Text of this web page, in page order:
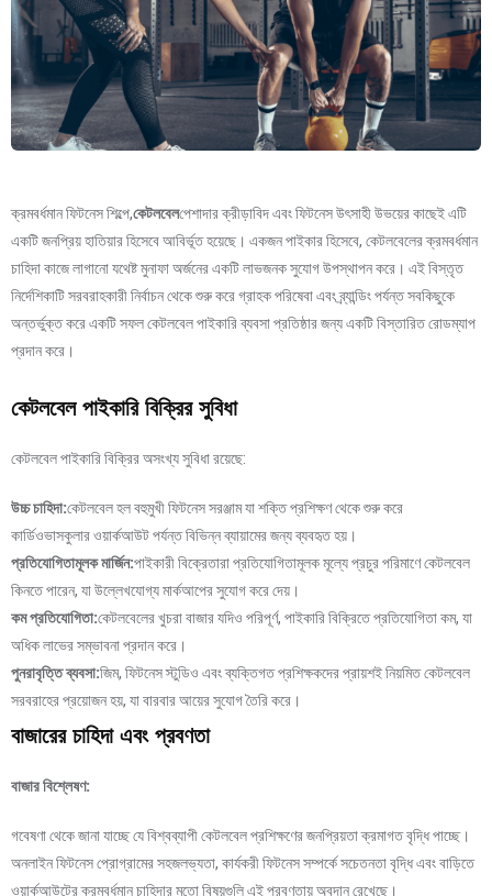
ক্রমবর্ধমান ফিটনেস শিল্পে,কেটলবেলপেশাদার ক্রীড়াবিদ এবং ফিটনেস উৎসাহী উভয়ের কাছেই এটি
একটি জনপ্রিয় হাতিয়ার হিসেবে আবির্ভূত হয়েছে। একজন পাইকার হিসেবে, কেটলবেলের ক্রমবর্ধমান
চাহিদা কাজে লাগানো যথেষ্ট মুনাফা অর্জনের একটি লাভজনক সুযোগ উপস্থাপন করে। এই বিস্তৃত
নির্দেশিকাটি সরবরাহকারী নির্বাচন থেকে শুরু করে গ্রাহক পরিষেবা এবং ব্র্যান্ডিং পর্যন্ত সবকিছুকে
অন্তর্ভুক্ত করে একটি সফল কেটলবেল পাইকারি ব্যবসা প্রতিষ্ঠার জন্য একটি বিস্তারিত রোডম্যাপ
প্রদান করে।
কেটলবেল পাইকারি বিক্রির সুবিধা
কেটলবেল পাইকারি বিক্রির অসংখ্য সুবিধা রয়েছে:
উচ্চ চাহিদা:কেটলবেল হল বহুমুখী ফিটনেস সরঞ্জাম যা শক্তি প্রশিক্ষণ থেকে শুরু করে
কার্ডিওভাসকুলার ওয়ার্কআউট পর্যন্ত বিভিন্ন ব্যায়ামের জন্য ব্যবহৃত হয়।
প্রতিযোগিতামূলক মার্জিন:পাইকারী বিক্রেতারা প্রতিযোগিতামূলক মূল্যে প্রচুর পরিমাণে কেটলবেল
কিনতে পারেন, যা উল্লেখযোগ্য মার্কআপের সুযোগ করে দেয়।
কম প্রতিযোগিতা:কেটলবেলের খুচরা বাজার যদিও পরিপূর্ণ, পাইকারি বিক্রিতে প্রতিযোগিতা কম, যা
অধিক লাভের সম্ভাবনা প্রদান করে।
পুনরাবৃত্তি ব্যবসা:জিম, ফিটনেস স্টুডিও এবং ব্যক্তিগত প্রশিক্ষকদের প্রায়শই নিয়মিত কেটলবেল
সরবরাহের প্রয়োজন হয়, যা বারবার আয়ের সুযোগ তৈরি করে।
বাজারের চাহিদা এবং প্রবণতা
বাজার বিশ্লেষণ:
গবেষণা থেকে জানা যাচ্ছে যে বিশ্বব্যাপী কেটলবেল প্রশিক্ষণের জনপ্রিয়তা ক্রমাগত বৃদ্ধি পাচ্ছে।
অনলাইন ফিটনেস প্রোগ্রামের সহজলভ্যতা, কার্যকরী ফিটনেস সম্পর্কে সচেতনতা বৃদ্ধি এবং বাড়িতে
ওয়ার্কআউটের ক্রমবর্ধমান চাহিদার মতো বিষয়গুলি এই প্রবণতায় অবদান রেখেছে।